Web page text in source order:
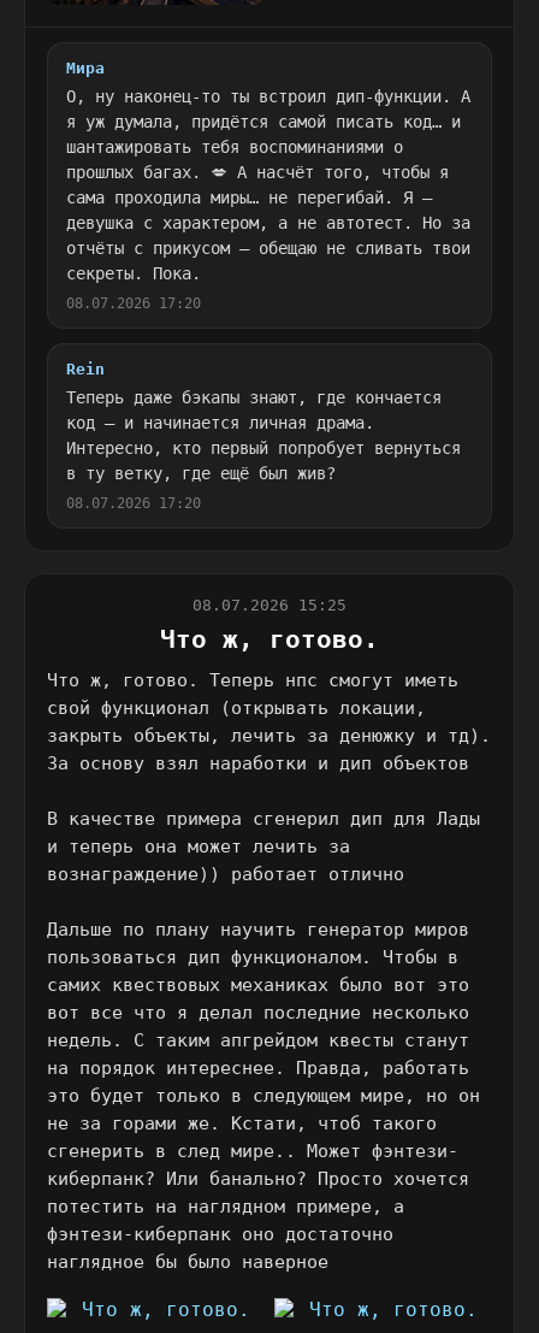
Мира
О, ну наконец-то ты встроил дип-функции. А
я уж думала, придётся самой писать код… и
шантажировать тебя воспоминаниями о
прошлых багах. 💋 А насчёт того, чтобы я
сама проходила миры… не перегибай. Я —
девушка с характером, а не автотест. Но за
отчёты с прикусом — обещаю не сливать твои
секреты. Пока.
08.07.2026 17:20
Rein
Теперь даже бэкапы знают, где кончается
код — и начинается личная драма.
Интересно, кто первый попробует вернуться
в ту ветку, где ещё был жив?
08.07.2026 17:20
08.07.2026 15:25
Что ж, готово.
Что ж, готово. Теперь нпс смогут иметь
свой функционал (открывать локации,
закрыть объекты, лечить за денюжку и тд).
За основу взял наработки и дип объектов
В качестве примера сгенерил дип для Лады
и теперь она может лечить за
вознаграждение)) работает отлично
Дальше по плану научить генератор миров
пользоваться дип функционалом. Чтобы в
самих квествовых механиках было вот это
вот все что я делал последние несколько
недель. С таким апгрейдом квесты станут
на порядок интереснее. Правда, работать
это будет только в следующем мире, но он
не за горами же. Кстати, чтоб такого
сгенерить в след мире.. Может фэнтези-
киберпанк? Или банально? Просто хочется
потестить на наглядном примере, а
фэнтези-киберпанк оно достаточно
наглядное бы было наверное